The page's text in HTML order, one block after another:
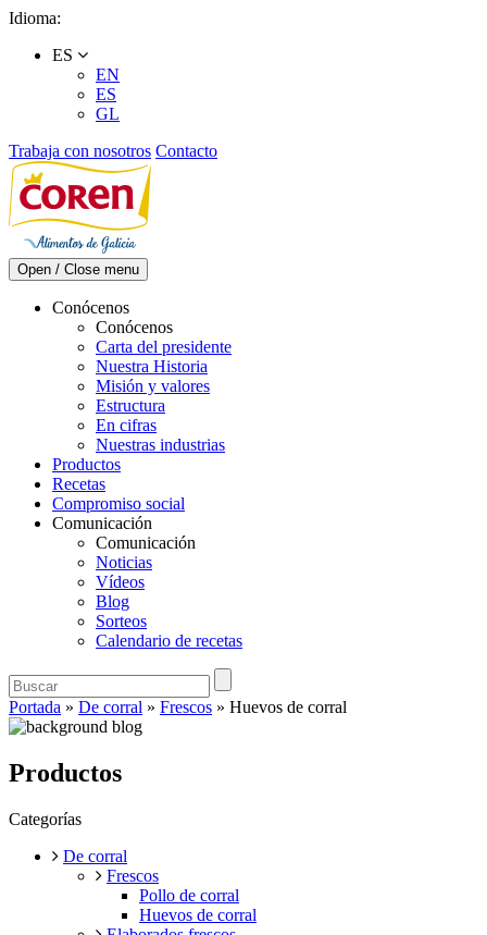
Skip
content
Idioma:
ES
EN
ES
GL
Trabaja con nosotros Contacto
Open / Close menu
Conócenos
Conócenos
Carta del presidente
Nuestra Historia
Misión y valores
Estructura
En cifras
Nuestras industrias
Productos
Recetas
Compromiso social
Comunicación
Comunicación
Noticias
Vídeos
Blog
Sorteos
Calendario de recetas
Portada » De corral » Frescos » Huevos de corral
Productos
Categorías
De corral
Frescos
Pollo de corral
Huevos de corral